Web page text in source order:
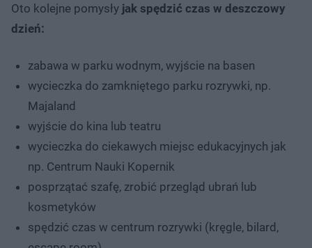
Oto kolejne pomysły jak spędzić czas w deszczowy
dzień:
zabawa w parku wodnym, wyjście na basen
wycieczka do zamkniętego parku rozrywki, np.
Majaland
wyjście do kina lub teatru
wycieczka do ciekawych miejsc edukacyjnych jak
np. Centrum Nauki Kopernik
posprzątać szafę, zrobić przegląd ubrań lub
kosmetyków
spędzić czas w centrum rozrywki (kręgle, bilard,